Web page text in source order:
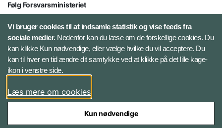
Følg Forsvarsministeriet
X
LinkedIn
Instagram
Vi bruger cookies til at indsamle statistik og vise feeds fra
sociale medier.Nedenfor kan du læse om de forskellige cookies. Du
kan klikke Kun nødvendige, eller vælge hvilke du vil acceptere. Du
kan til hver en tid ændre dit samtykke ved at klikke på det lille kage-
ikon i venstre side.
Læs mere om cookies
Kun nødvendige